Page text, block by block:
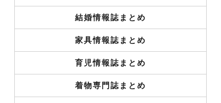
結婚情報誌まとめ
家具情報誌まとめ
育児情報誌まとめ
着物専門誌まとめ